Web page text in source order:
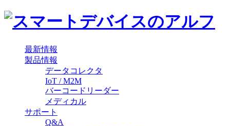
最新情報
製品情報
データコレクタ
IoT / M2M
バーコードリーダー
メディカル
サポート
Q&A